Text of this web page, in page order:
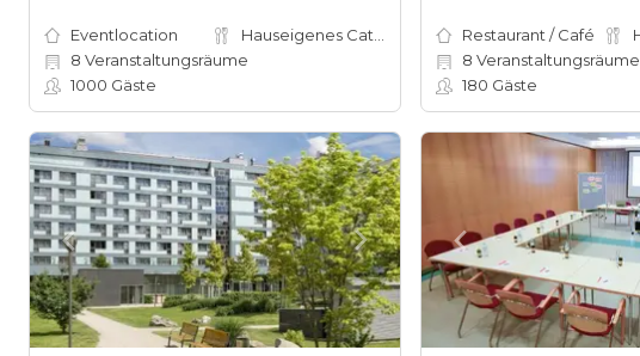
Eventlocation
8 Veranstaltungsräume
1000 Gäste
Restaurant / Café
8 Veranstaltungsräume
180 Gäste